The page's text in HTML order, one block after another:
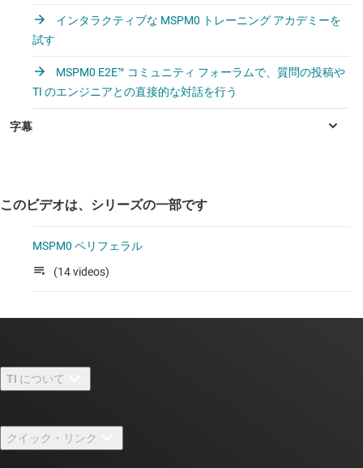
インタラクティブな MSPM0 トレーニング アカデミーを
試す
MSPM0 E2E™ コミュニティ フォーラムで、質問の投稿や
TI のエンジニアとの直接的な対話を行う
このビデオは、シリーズの一部です
MSPM0 ペリフェラル
(14 videos)
TI について
採用情報
クイック・リンク